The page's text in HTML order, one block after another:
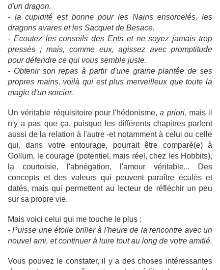
d'un dragon.
- la cupidité est bonne pour les Nains ensorcelés, les
dragons avares et les Sacquet de Besace.
- Ecoutez les conseils des Ents et ne soyez jamais trop
pressés ; mais, comme eux, agissez avec promptitude
pour défendre ce qui vous semble juste.
- Obtenir son repas à partir d'une graine plantée de ses
propres mains, voilà qui est plus merveilleux que toute la
magie d'un sorcier.
Un véritable réquisitoire pour l'hédonisme,a priori, mais il
n'y a pas que ça, puisque les différents chapitres parlent
aussi de la relation à l'autre -et notamment à celui ou celle
qui, dans votre entourage, pourrait être comparé(e) à
Gollum, le courage (potentiel, mais réel, chez les Hobbits),
la courtoisie, l'abnégation, l'amour véritable... Des
concepts et des valeurs qui peuvent paraître éculés et
datés, mais qui permettent au lecteur de réfléchir un peu
sur sa propre vie.
Mais voici celui qui me touche le plus :
- Puisse une étoile briller à l'heure de la rencontre avec un
nouvel ami, et continuer à luire tout au long de votre amitié.
Vous pouvez le constater, il y a des choses intéressantes